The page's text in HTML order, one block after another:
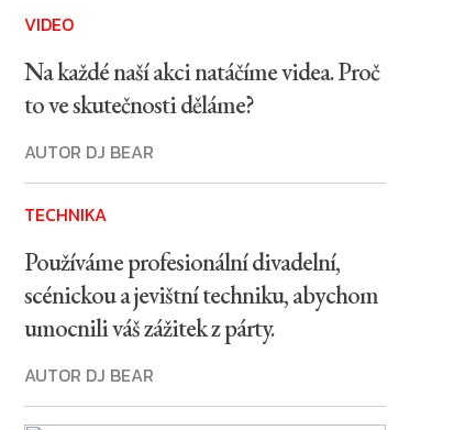
VIDEO
Na každé naší akci natáčíme videa. Proč
to ve skutečnosti děláme?
AUTOR DJ BEAR
TECHNIKA
Používáme profesionální divadelní,
scénickou a jevištní techniku, abychom
umocnili váš zážitek z párty.
AUTOR DJ BEAR